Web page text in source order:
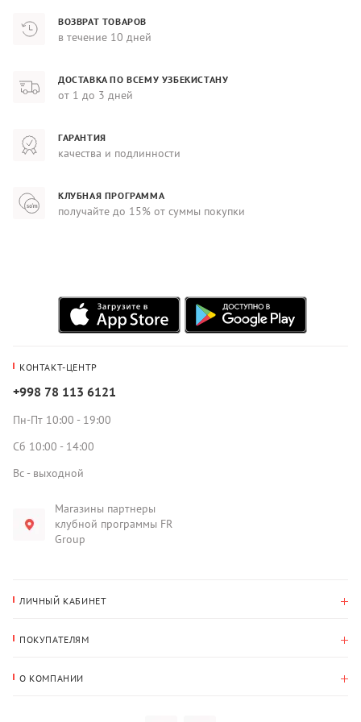
ВОЗВРАТ ТОВАРОВ
в течение 10 дней
ДОСТАВКА ПО ВСЕМУ УЗБЕКИСТАНУ
от 1 до 3 дней
ГАРАНТИЯ
качества и подлинности
КЛУБНАЯ ПРОГРАММА
получайте до 15% от суммы покупки
КОНТАКТ-ЦЕНТР
+998 78 113 6121
Пн-Пт 10:00 - 19:00
Сб 10:00 - 14:00
Вс - выходной
Магазины партнеры
клубной программы FR
Group
ЛИЧНЫЙ КАБИНЕТ
Адрес для доставки
ПОКУПАТЕЛЯМ
О КОМПАНИИ